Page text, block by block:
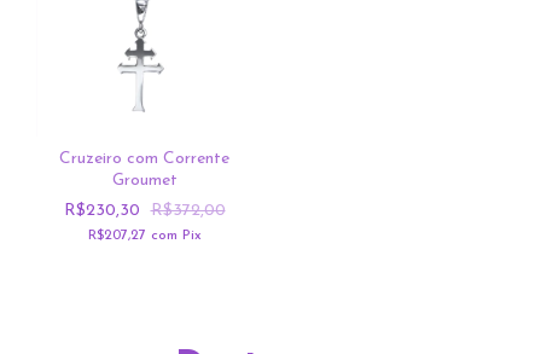
Cruzeiro com Corrente
Groumet
R$230,30
R$372,00
R$207,27 com Pix